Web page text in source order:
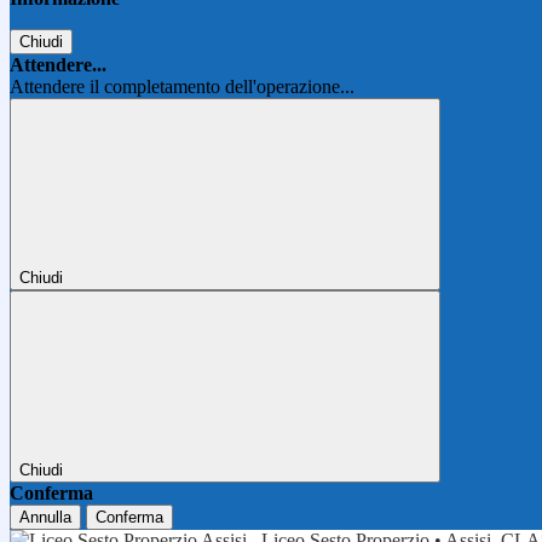
Chiudi
Attendere...
Attendere il completamento dell'operazione...
Chiudi
Chiudi
Conferma
Annulla Conferma